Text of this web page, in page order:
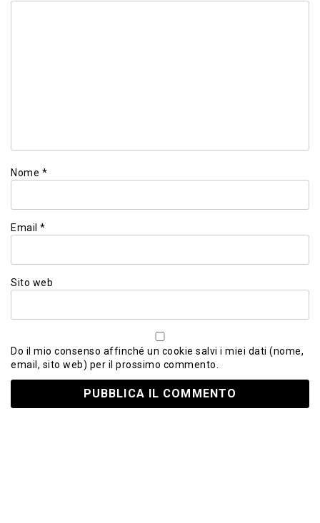
Nome *
Email *
Sito web
Do il mio consenso affinché un cookie salvi i miei dati (nome,
email, sito web) per il prossimo commento.